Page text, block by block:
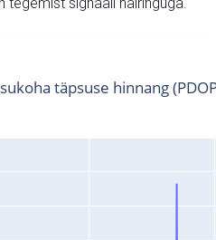
täpsuse hinnang